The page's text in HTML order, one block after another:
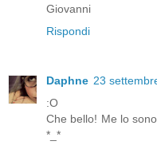
Giovanni
Rispondi
Daphne 23
:O
Che bello! Me lo
*_*